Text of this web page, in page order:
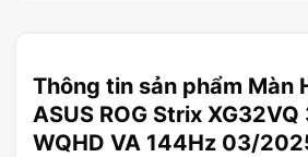
Thông tin sản phẩm Màn
ASUS ROG Strix
WQHD VA 144Hz 03/